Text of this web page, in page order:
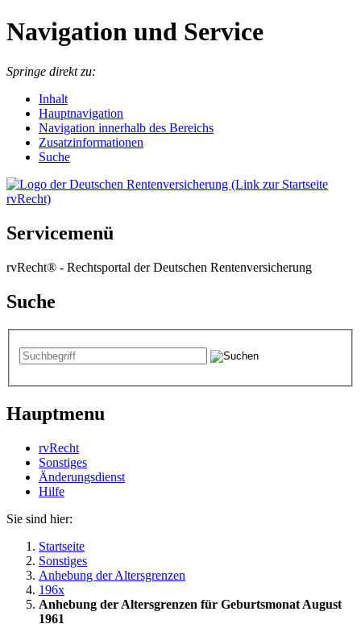
Navigation und Service
Springe direkt zu:
Inhalt
Hauptnavigation
Navigation innerhalb des Bereichs
Zusatzinformationen
Suche
Servicemenü
rvRecht® - Rechtsportal der Deutschen Rentenversicherung
Suche
Hauptmenu
rvRecht
Sonstiges
Änderungsdienst
Hil­fe
Sie sind hier:
Startseite
Sonstiges
Anhebung der Altersgrenzen
196x
Anhebung der Altersgrenzen für Geburtsmonat August
1961